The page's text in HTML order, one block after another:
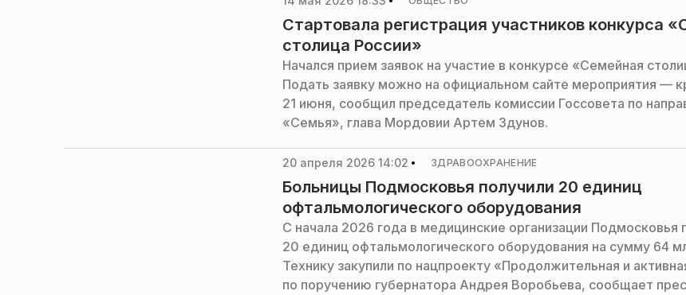
социальной политике и здравоохранению Андрей Голубев.
Стартовала регистрация участников конкурса
столица России»
Начался прием заявок на участие в конкурсе «Семейная
Подать заявку можно на официальном сайте мероприятия —
21 июня, сообщил председатель комиссии Госсовета по
«Семья», глава Мордовии Артем Здунов.
20 апреля 2026 14:02 ЗДРАВООХРАНЕНИЕ
Больницы Подмосковья получили 20 единиц
офтальмологического оборудования
С начала 2026 года в медицинские организации Подмосковья
20 единиц офтальмологического оборудования на сумму 64
Технику закупили по нацпроекту «Продолжительная и
по поручению губернатора Андрея Воробьева, сообщает